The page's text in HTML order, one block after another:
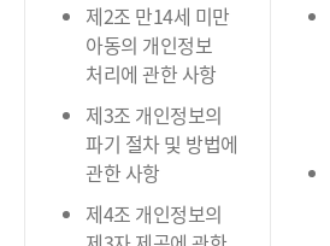
제2조 만14세 미만
아동의 개인정보
처리에 관한 사항
제3조 개인정보의
파기 절차 및 방법에
관한 사항
제4조 개인정보의